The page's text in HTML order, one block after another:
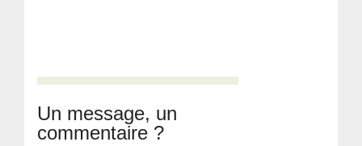
Un message, un
commentaire ?